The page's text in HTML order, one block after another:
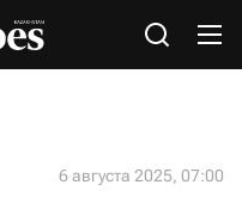
6 августа 2025, 07:00